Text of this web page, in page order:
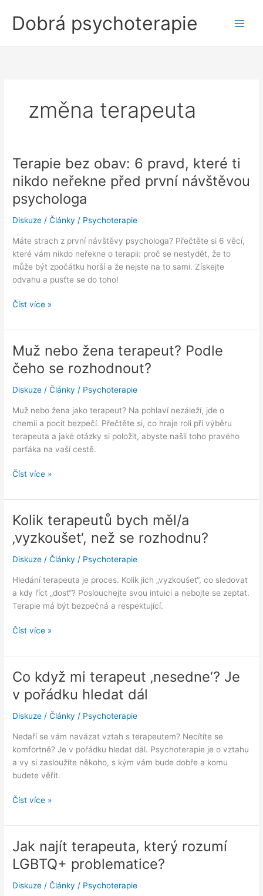
obsahDobrá psychoterapie
změna terapeuta
Terapie bez obav: 6 pravd, které ti
nikdo neřekne před první návštěvou
psychologa
Diskuze /Články / Psychoterapie
Máte strach z první návštěvy psychologa? Přečtěte si 6 věcí,
které vám nikdo neřekne o terapii: proč se nestydět, že to
může být zpočátku horší a že nejste na to sami. Získejte
odvahu a pusťte se do toho!
Terapie
obav:
6
pravd,
které
nikdo
neřekne
před
první
návštěvou
Číst více »
Muž nebo žena terapeut? Podle
čeho se rozhodnout?
Diskuze /Články / Psychoterapie
Muž nebo žena jako terapeut? Na pohlaví nezáleží, jde o
chemii a pocit bezpečí. Přečtěte si, co hraje roli při výběru
terapeuta a jaké otázky si položit, abyste našli toho pravého
parťáka na vaší cestě.
Muž
žena
terapeut?
Podle
čeho
rozhodnout?
Číst více »
Kolik terapeutů bych měl/a
‚vyzkoušet‘, než se rozhodnu?
Diskuze /Články / Psychoterapie
Hledání terapeuta je proces. Kolik jich „vyzkoušet“, co sledovat
a kdy říct „dost“? Poslouchejte svou intuici a nebojte se zeptat.
Terapie má být bezpečná a respektující.
Kolik
bych
měl/a
‚vyzkoušet‘,
než
rozhodnu?
Číst více »
Co když mi terapeut ‚nesedne‘? Je
v pořádku hledat dál
Diskuze /Články / Psychoterapie
Nedaří se vám navázat vztah s terapeutem? Necítíte se
komfortně? Je v pořádku hledat dál. Psychoterapie je o vztahu
a vy si zasloužíte někoho, s kým vám bude dobře a komu
budete věřit.
Co
mi
terapeut
‚nesedne‘?
Je
pořádku
Číst více »
Jak najít terapeuta, který rozumí
LGBTQ+ problematice?
Diskuze /Články / Psychoterapie